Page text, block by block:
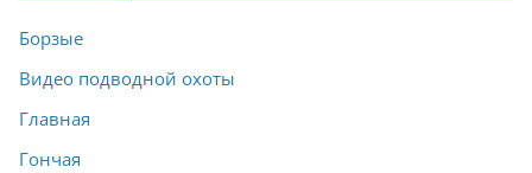
Борзые
Видео подводной охоты
Главная
Гончая